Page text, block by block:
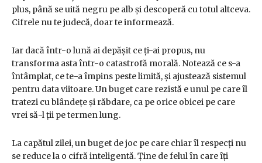
plus, până se uită negru pe alb și descoperă cu totul altceva.
Cifrele nu te judecă, doar te informează.
Iar dacă într-o lună ai depășit ce ți-ai propus, nu
transforma asta într-o catastrofă morală. Notează ce s-a
întâmplat, ce te-a împins peste limită, și ajustează sistemul
pentru data viitoare. Un buget care rezistă e unul pe care îl
tratezi cu blândețe și răbdare, ca pe orice obicei pe care
vrei să-l ții pe termen lung.
La capătul zilei, un buget de joc pe care chiar îl respecți nu
se reduce la o cifră inteligentă. Ține de felul în care îți